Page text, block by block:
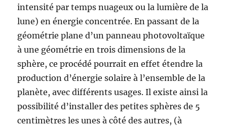
intensité par temps nuageux ou la lumière de la
lune) en énergie concentrée. En passant de la
géométrie plane d’un panneau photovoltaïque
à une géométrie en trois dimensions de la
sphère, ce procédé pourrait en effet étendre la
production d’énergie solaire à l’ensemble de la
planète, avec différents usages. Il existe ainsi la
possibilité d’installer des petites sphères de 5
centimètres les unes à côté des autres, (à